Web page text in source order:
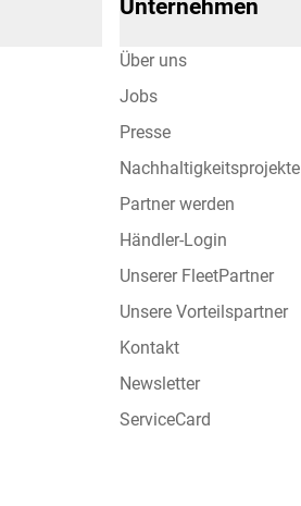
Unternehmen
Über uns
Jobs
Presse
Nachhaltigkeitsprojekte
Partner werden
Händler-Login
Unserer FleetPartner
Unsere Vorteilspartner
Kontakt
Newsletter
ServiceCard